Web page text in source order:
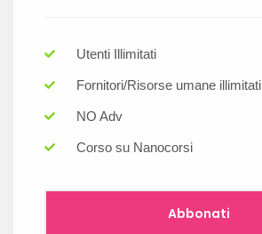
Utenti Illimitati
Fornitori/Risorse umane illimitati
NO Adv
Corso su Nanocorsi
Abbonati